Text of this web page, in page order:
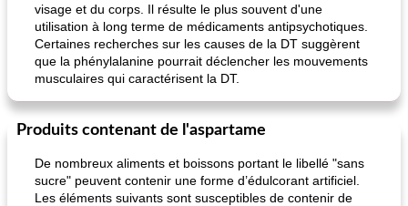
pois chiches rôtis aux épices amandes au cheddar rôti
visage et du corps. Il résulte le plus souvent d'une
utilisation à long terme de médicaments antipsychotiques.
Certaines recherches sur les causes de la DT suggèrent
que la phénylalanine pourrait déclencher les mouvements
musculaires qui caractérisent la DT.
Produits contenant de l'aspartame
De nombreux aliments et boissons portant le libellé "sans
sucre" peuvent contenir une forme d’édulcorant artificiel.
Les éléments suivants sont susceptibles de contenir de